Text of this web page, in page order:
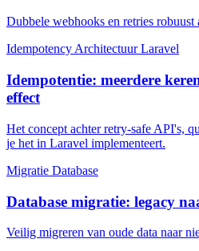
Dubbele webhooks en retries robuust
IdempotencyArchitectuur Laravel
Idempotentie: meerdere
effect
Het concept achter retry-safe API's,
je het in Laravel implementeert.
Migratie Database
Database migratie: legacy
Veilig migreren van oude data naar